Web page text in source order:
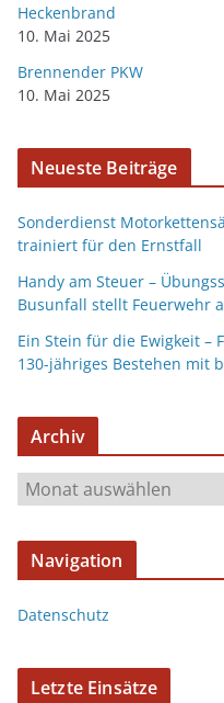
Heckenbrand
10. Mai 2025
Brennender PKW
10. Mai 2025
Neueste Beiträge
Sonderdienst
trainiert für den Ernstfall
Handy am Steuer –
Busunfall stellt Feuerwehr
Ein Stein für die Ewigkeit –
130-jähriges Bestehen mit
Archiv
Navigation
Datenschutz
Letzte Einsätze